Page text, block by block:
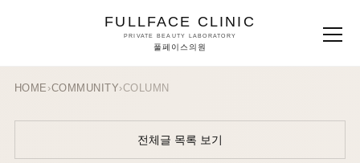
FULLFACE CLINIC
PRIVATE BEAUTY LABORATORY
풀페이스의원
HOME ›COMMUNITY›COLUMN
전체글 목록 보기